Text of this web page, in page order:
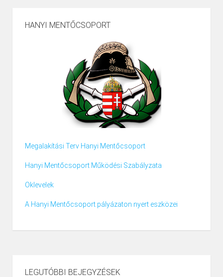
HANYI MENTŐCSOPORT
Megalakítási Terv Hanyi Mentőcsoport
Hanyi Mentőcsoport Működési Szabályzata
Oklevelek
A Hanyi Mentőcsoport pályázaton nyert eszközei
LEGUTÓBBI BEJEGYZÉSEK